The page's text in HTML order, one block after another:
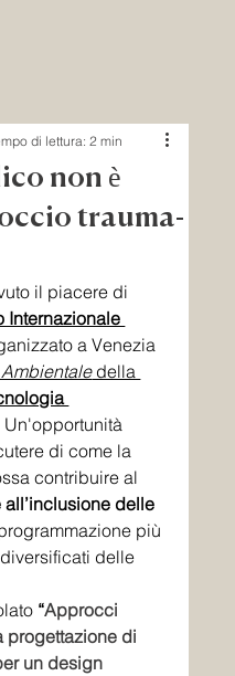
non è
trauma-
di lettura: 2 min
il piacere di
Internazionale
a Venezia
della
Un'opportunità
di come la
contribuire al
delle
più
delle
“Approcci
progettazione di
un design